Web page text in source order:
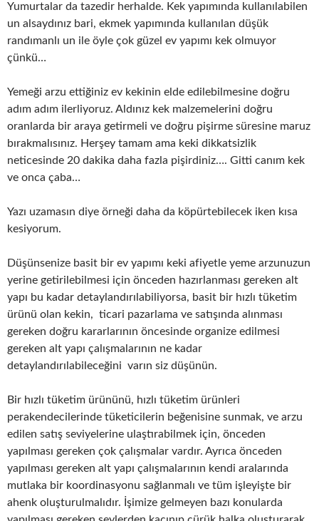
Yumurtalar da tazedir herhalde. Kek yapımında kullanılabilen
un alsaydınız bari, ekmek yapımında kullanılan düşük
randımanlı un ile öyle çok güzel ev yapımı kek olmuyor
çünkü…
Yemeği arzu ettiğiniz ev kekinin elde edilebilmesine doğru
adım adım ilerliyoruz. Aldınız kek malzemelerini doğru
oranlarda bir araya getirmeli ve doğru pişirme süresine maruz
bırakmalısınız. Herşey tamam ama keki dikkatsizlik
neticesinde 20 dakika daha fazla pişirdiniz…. Gitti canım kek
ve onca çaba…
Yazı uzamasın diye örneği daha da köpürtebilecek iken kısa
kesiyorum.
Düşünsenize basit bir ev yapımı keki afiyetle yeme arzunuzun
yerine getirilebilmesi için önceden hazırlanması gereken alt
yapı bu kadar detaylandırılabiliyorsa, basit bir hızlı tüketim
ürünü olan kekin, ticari pazarlama ve satışında alınması
gereken doğru kararlarının öncesinde organize edilmesi
gereken alt yapı çalışmalarının ne kadar
detaylandırılabileceğini varın siz düşünün.
Bir hızlı tüketim ürününü, hızlı tüketim ürünleri
perakendecilerinde tüketicilerin beğenisine sunmak, ve arzu
edilen satış seviyelerine ulaştırabilmek için, önceden
yapılması gereken çok çalışmalar vardır. Ayrıca önceden
yapılması gereken alt yapı çalışmalarının kendi aralarında
mutlaka bir koordinasyonu sağlanmalı ve tüm işleyişte bir
ahenk oluşturulmalıdır. İşimize gelmeyen bazı konularda